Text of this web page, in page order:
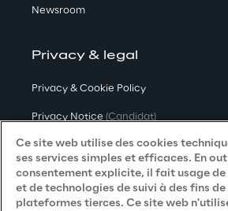
Newsroom
Privacy & legal
Privacy & Cookie Policy
Privacy Notice (Candidat)
Privacy Notice(Client)
Privacy Notice(Fournisseur)
Privacy Notice(Marketing)
Ce site web utilise des cookies
ses services simples et efficaces. En
consentement explicite, il fait usage de
et de technologies de suivi à des fins
plateformes tierces. Ce site web